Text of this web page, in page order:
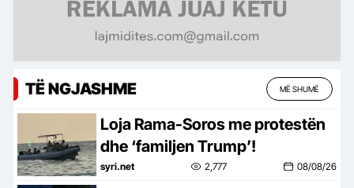
TË NGJASHME MË SHUMË
Loja Rama-Soros me protestën
dhe ‘familjen Trump’!
syri.net 2,777 08/08/26